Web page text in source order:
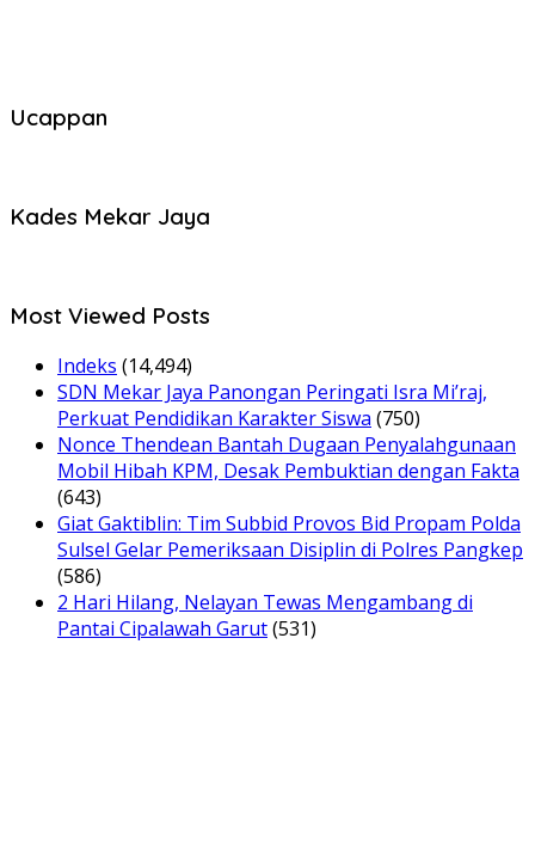
Ucappan
Kades Mekar Jaya
Most Viewed Posts
Indeks (14,494)
SDN Mekar Jaya Panongan Peringati Isra Mi’raj,
Perkuat Pendidikan Karakter Siswa (750)
Nonce Thendean Bantah Dugaan Penyalahgunaan
Mobil Hibah KPM, Desak Pembuktian dengan Fakta
(643)
Giat Gaktiblin: Tim Subbid Provos Bid Propam Polda
Sulsel Gelar Pemeriksaan Disiplin di Polres Pangkep
(586)
2 Hari Hilang, Nelayan Tewas Mengambang di
Pantai Cipalawah Garut(531)